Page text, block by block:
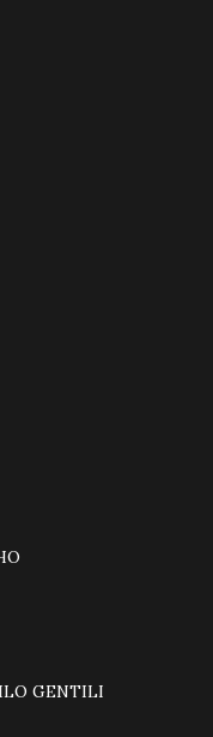
BAIRRO
FAMÍLIA
RATINHO
NOSSA
GENTILI